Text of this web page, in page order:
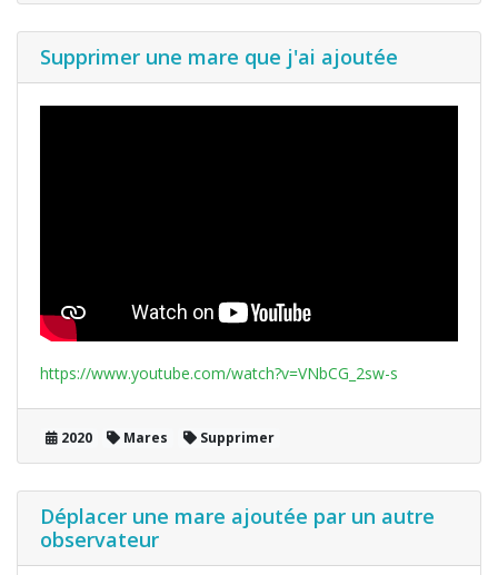
Supprimer une mare que j'ai ajoutée
https://www.youtube.com/watch?v=VNbCG_2sw-s
2020 Mares Supprimer
Déplacer une mare ajoutée par un autre
observateur